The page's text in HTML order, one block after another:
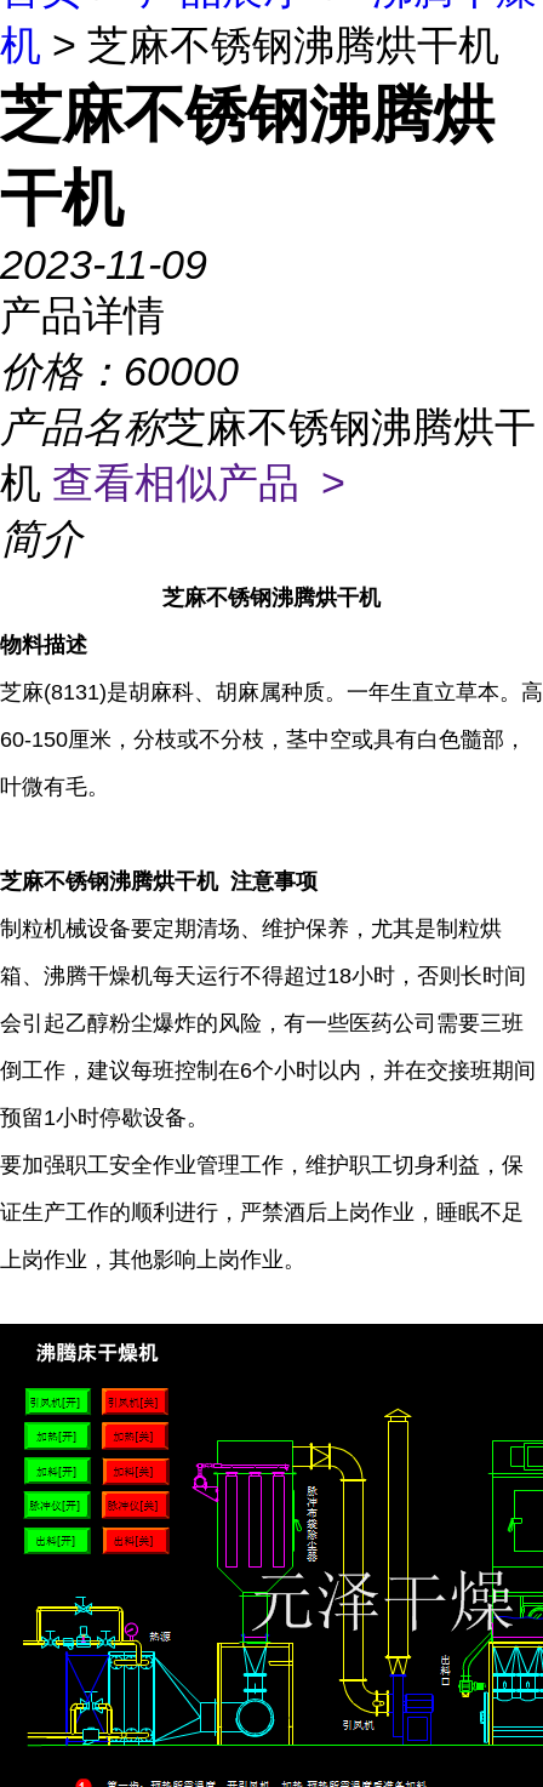
机 > 芝麻不锈钢沸腾烘干机
芝麻不锈钢沸腾烘
干机
2023-11-09
产品详情
价格： 60000
产品名称芝麻不锈钢沸腾烘干
机 查看相似产品 >
简介
芝麻不锈钢沸腾烘干机
物料描述
芝麻(8131)是胡麻科、胡麻属种质。一年生直立草本。高
60-150厘米，分枝或不分枝，茎中空或具有白色髓部，
叶微有毛。
芝麻不锈钢沸腾烘干机 注意事项
制粒机械设备要定期清场、维护保养，尤其是制粒烘
箱、沸腾干燥机每天运行不得超过18小时，否则长时间
会引起乙醇粉尘爆炸的风险，有一些医药公司需要三班
倒工作，建议每班控制在6个小时以内，并在交接班期间
预留1小时停歇设备。
要加强职工安全作业管理工作，维护职工切身利益，保
证生产工作的顺利进行，严禁酒后上岗作业，睡眠不足
上岗作业，其他影响上岗作业。